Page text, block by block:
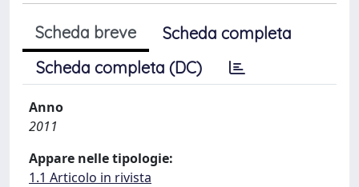
Scheda breve
Scheda completa
Scheda completa (DC)
Anno
2011
Appare nelle tipologie:
1.1 Articolo in rivista